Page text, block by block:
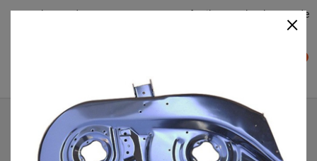
Plateaudecoupe.com : Trouver facilement le plateau de
Accueil
Plateau de coupe
Plateau de coupe 96 cm 68304264CS pour Temver EJL
155-96 T - 13BM763F642 (2012)
×